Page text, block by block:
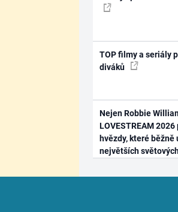
TOP filmy a seriály
diváků
Nejen Robbie
LOVESTREAM
hvězdy, které
největších